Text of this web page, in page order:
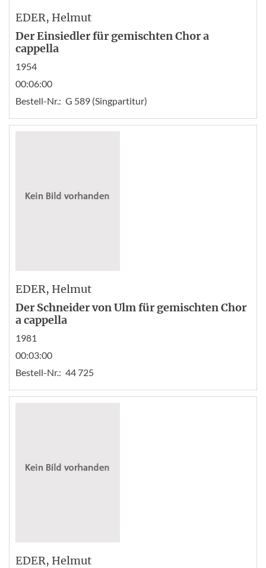
EDER, Helmut
Der Einsiedler für gemischten Chor a
cappella
1954
00:06:00
Bestell-Nr.: G 589 (Singpartitur)
EDER, Helmut
Der Schneider von Ulm für gemischten Chor
a cappella
1981
00:03:00
Bestell-Nr.: 44 725
EDER, Helmut